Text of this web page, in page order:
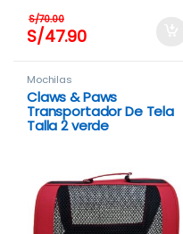
S/47.90
S/70.00
Mochilas
Claws & Paws
Transportador De Tela
Talla 2 verde